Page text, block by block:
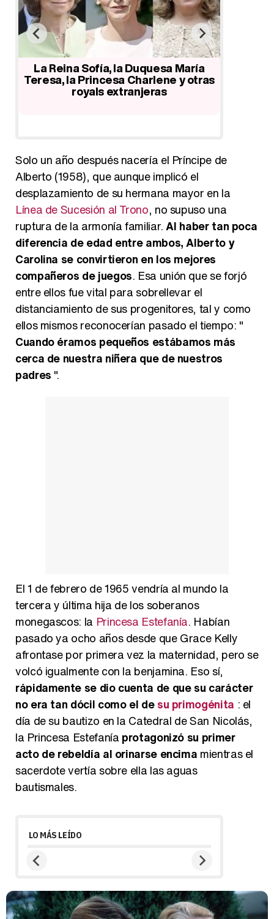
La Reina Sofía, la Duquesa María
Teresa, la Princesa Charlene y otras
royals extranjeras
Solo un año después nacería el Príncipe de
Alberto (1958), que aunque implicó el
desplazamiento de su hermana mayor en la
Línea de Sucesión al Trono, no supuso una
ruptura de la armonía familiar.Al haber tan poca
diferencia de edad entre ambos, Alberto y
Carolina se convirtieron en los mejores
compañeros de juegos. Esa unión que se forjó
entre ellos fue vital para sobrellevar el
distanciamiento de sus progenitores, tal y como
ellos mismos reconocerían pasado el tiempo: "
Cuando éramos pequeños estábamos más
cerca de nuestra niñera que de nuestros
padres ".
El 1 de febrero de 1965 vendría al mundo la
tercera y última hija de los soberanos
monegascos: la Princesa Estefanía. Habían
pasado ya ocho años desde que Grace Kelly
afrontase por primera vez la maternidad, pero se
volcó igualmente con la benjamina. Eso sí,
rápidamente se dio cuenta de que su carácter
no era tan dócil como el desu primogénita : el
día de su bautizo en la Catedral de San Nicolás,
la Princesa Estefanía protagonizó su primer
acto de rebeldía al orinarse encima mientras el
sacerdote vertía sobre ella las aguas
bautismales.
LO MÁS LEÍDO